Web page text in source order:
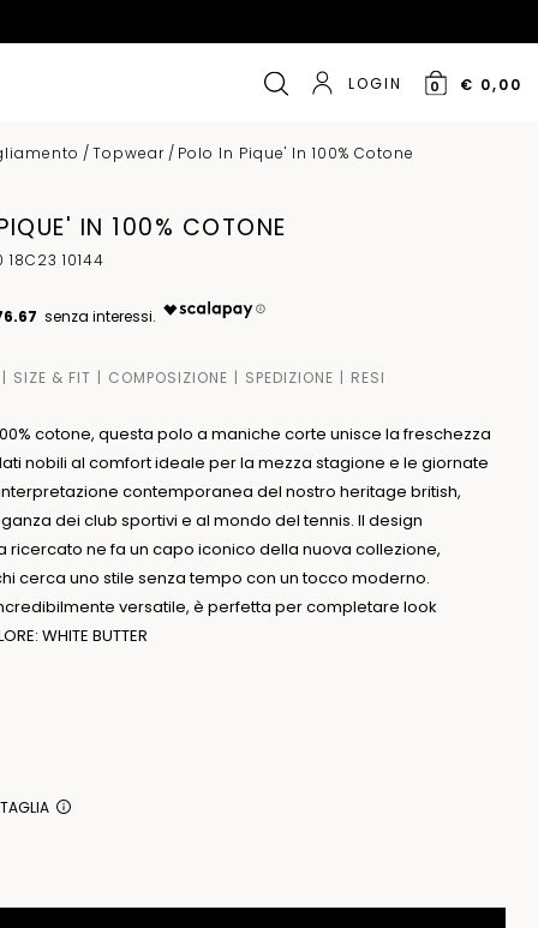
LOGIN 0 € 0,00
/Topwear / Polo In Pique' In 100% Cotone
IN 100% COTONE
10144
SIZE & FIT COMPOSIZIONE SPEDIZIONE RESI
cotone, questa polo a maniche corte unisce la freschezza
nobili al comfort ideale per la mezza stagione e le giornate
contemporanea del nostro heritage british,
dei club sportivi e al mondo del tennis. Il design
ricercato ne fa un capo iconico della nuova collezione,
cerca uno stile senza tempo con un tocco moderno.
versatile, è perfetta per completare look
WHITE BUTTER